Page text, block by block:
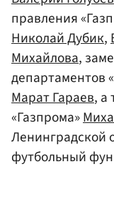
правления
Николай Дубик,
Михайлова,
департаментов
Марат Гараев, а
«Газпрома»
Ленинградской
футбольный